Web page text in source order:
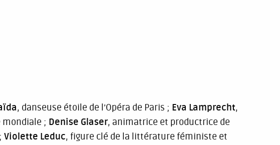
, danseuse étoile de l’Opéra de Paris ; Eva Lamprecht,
mondiale ; Denise Glaser, animatrice et productrice de
Violette Leduc, figure clé de la littérature féministe et